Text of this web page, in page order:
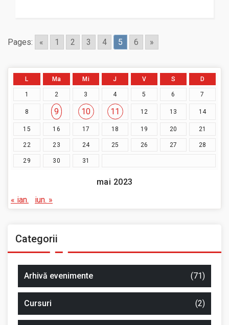
Pages: « 1 2 3 4 5 6 »
mai 2023
L Ma Mi J V S D
1 2 3 4 5 6 7
8 9 10 11 12 13 14
15 16 17 18 19 20 21
22 23 24 25 26 27 28
29 30 31
« ian. iun. »
Categorii
Arhivă evenimente (71)
Cursuri (2)